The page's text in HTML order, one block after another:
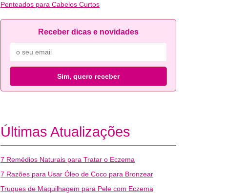
Penteados para Cabelos Curtos
Receber dicas e novidades
Sim, quero receber
Últimas Atualizações
7 Remédios Naturais para Tratar o Eczema
7 Razões para Usar Óleo de Coco para Bronzear
Truques de Maquilhagem para Pele com Eczema